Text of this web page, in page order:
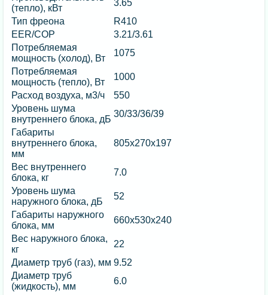
(тепло), кВт
3.65
Тип фреона
R410
EER/COP
3.21/3.61
Потребляемая
мощность (холод), Вт
1075
Потребляемая
мощность (тепло), Вт
1000
Расход воздуха, м3/ч
550
Уровень шума
внутреннего блока, дБ
30/33/36/39
Габариты
внутреннего блока,
мм
805х270х197
Вес внутреннего
блока, кг
7.0
Уровень шума
наружного блока, дБ
52
Габариты наружного
блока, мм
660х530х240
Вес наружного блока,
кг
22
Диаметр труб (газ), мм 9.52
Диаметр труб
(жидкость), мм
6.0